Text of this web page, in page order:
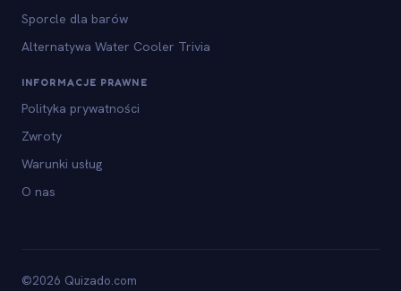
Sporcle dla barów
Alternatywa Water Cooler Trivia
INFORMACJE PRAWNE
Polityka prywatności
Zwroty
Warunki usług
O nas
©2026 Quizado.com